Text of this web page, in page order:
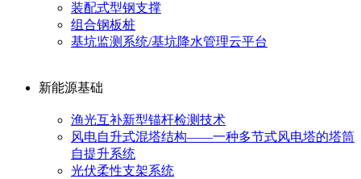
装配式型钢支撑
组合钢板桩
基坑监测系统/基坑降水管理云平台
新能源基础
渔光互补新型锚杆检测技术
风电自升式混塔结构——一种多节式风电塔的塔筒
自提升系统
光伏柔性支架系统